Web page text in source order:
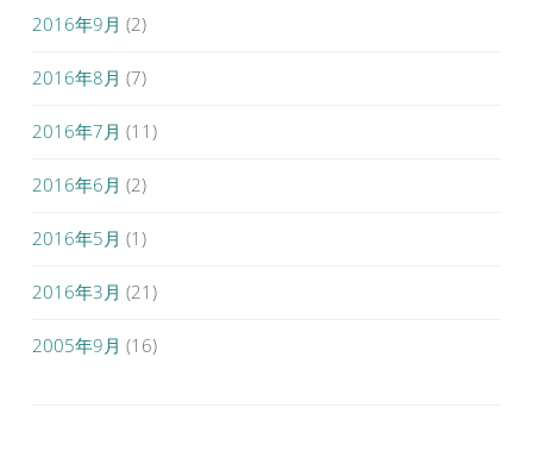
2016年9月 (2)
2016年8月 (7)
2016年7月 (11)
2016年6月 (2)
2016年5月 (1)
2016年3月 (21)
2005年9月 (16)